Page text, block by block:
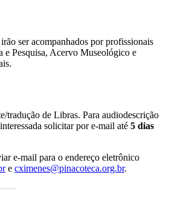
ser acompanhados por profissionais
e Pesquisa, Acervo Museológico e
tradução de Libras. Para audiodescrição
solicitar por e-mail até 5 dias
e-mail para o endereço eletrônico
e cximenes@pinacoteca.org.br.